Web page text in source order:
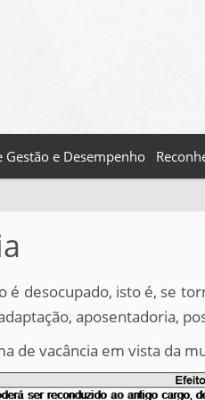
Gestão e Desempenho
é desocupado, isto é, se
aposentadoria,
de vacância em vista da